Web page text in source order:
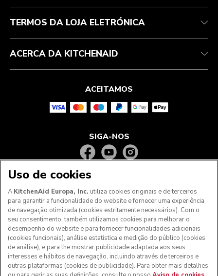
Perguntas frequentes
ODR
TERMOS DA LOJA ELETRÓNICA
ACERCA DA KITCHENAID
ACEITAMOS
SIGA-NOS
Aos clientes nos Açores, Madeira e outros territórios
portugueses: Por favor, contacte a nossa equipa de Apoio
ao Cliente para efetuar a sua encomenda, de forma a
Uso de cookies
A KitchenAid Europa, Inc. utiliza cookies originais e de terceiros
para garantir a funcionalidade do website e fornecer uma experiência
de navegação otimizada (cookies estritamente necessários). Com o
seu consentimento, também utilizamos cookies para melhorar o
desempenho do website e para fornecer funcionalidades adicionais
(cookies funcionais), análise estatística e medição do público (cookies
de análise), e para lhe mostrar publicidade adaptada aos seus
interesses e hábitos de navegação, incluindo através de terceiros e
outras plataformas (cookies de publicidade). Para obter mais detalhes